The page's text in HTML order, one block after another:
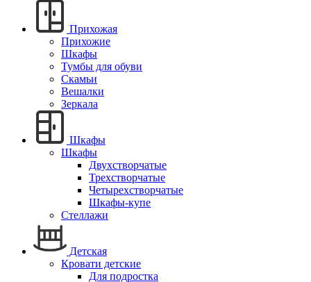
Прихожая
Прихожие
Шкафы
Тумбы для обуви
Скамьи
Вешалки
Зеркала
Шкафы
Шкафы
Двухстворчатые
Трехстворчатые
Четырехстворчатые
Шкафы-купе
Стеллажи
Детская
Кровати детские
Для подростка